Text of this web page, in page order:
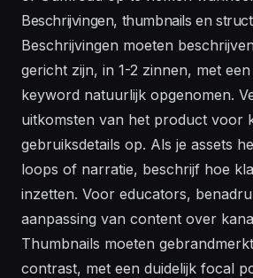
Beschrijvingen, thumbnails en
Beschrijvingen moeten
gericht zijn, in 1-2 zinnen, met
keyword natuurlijk opgenomen.
uitkomsten van het product voor
gebruiksdetails op. Als je assets
loops of narratie, beschrijf hoe
inzetten. Voor educators,
aanpassing van content over
Thumbnails moeten
contrast, met een duidelijk focal